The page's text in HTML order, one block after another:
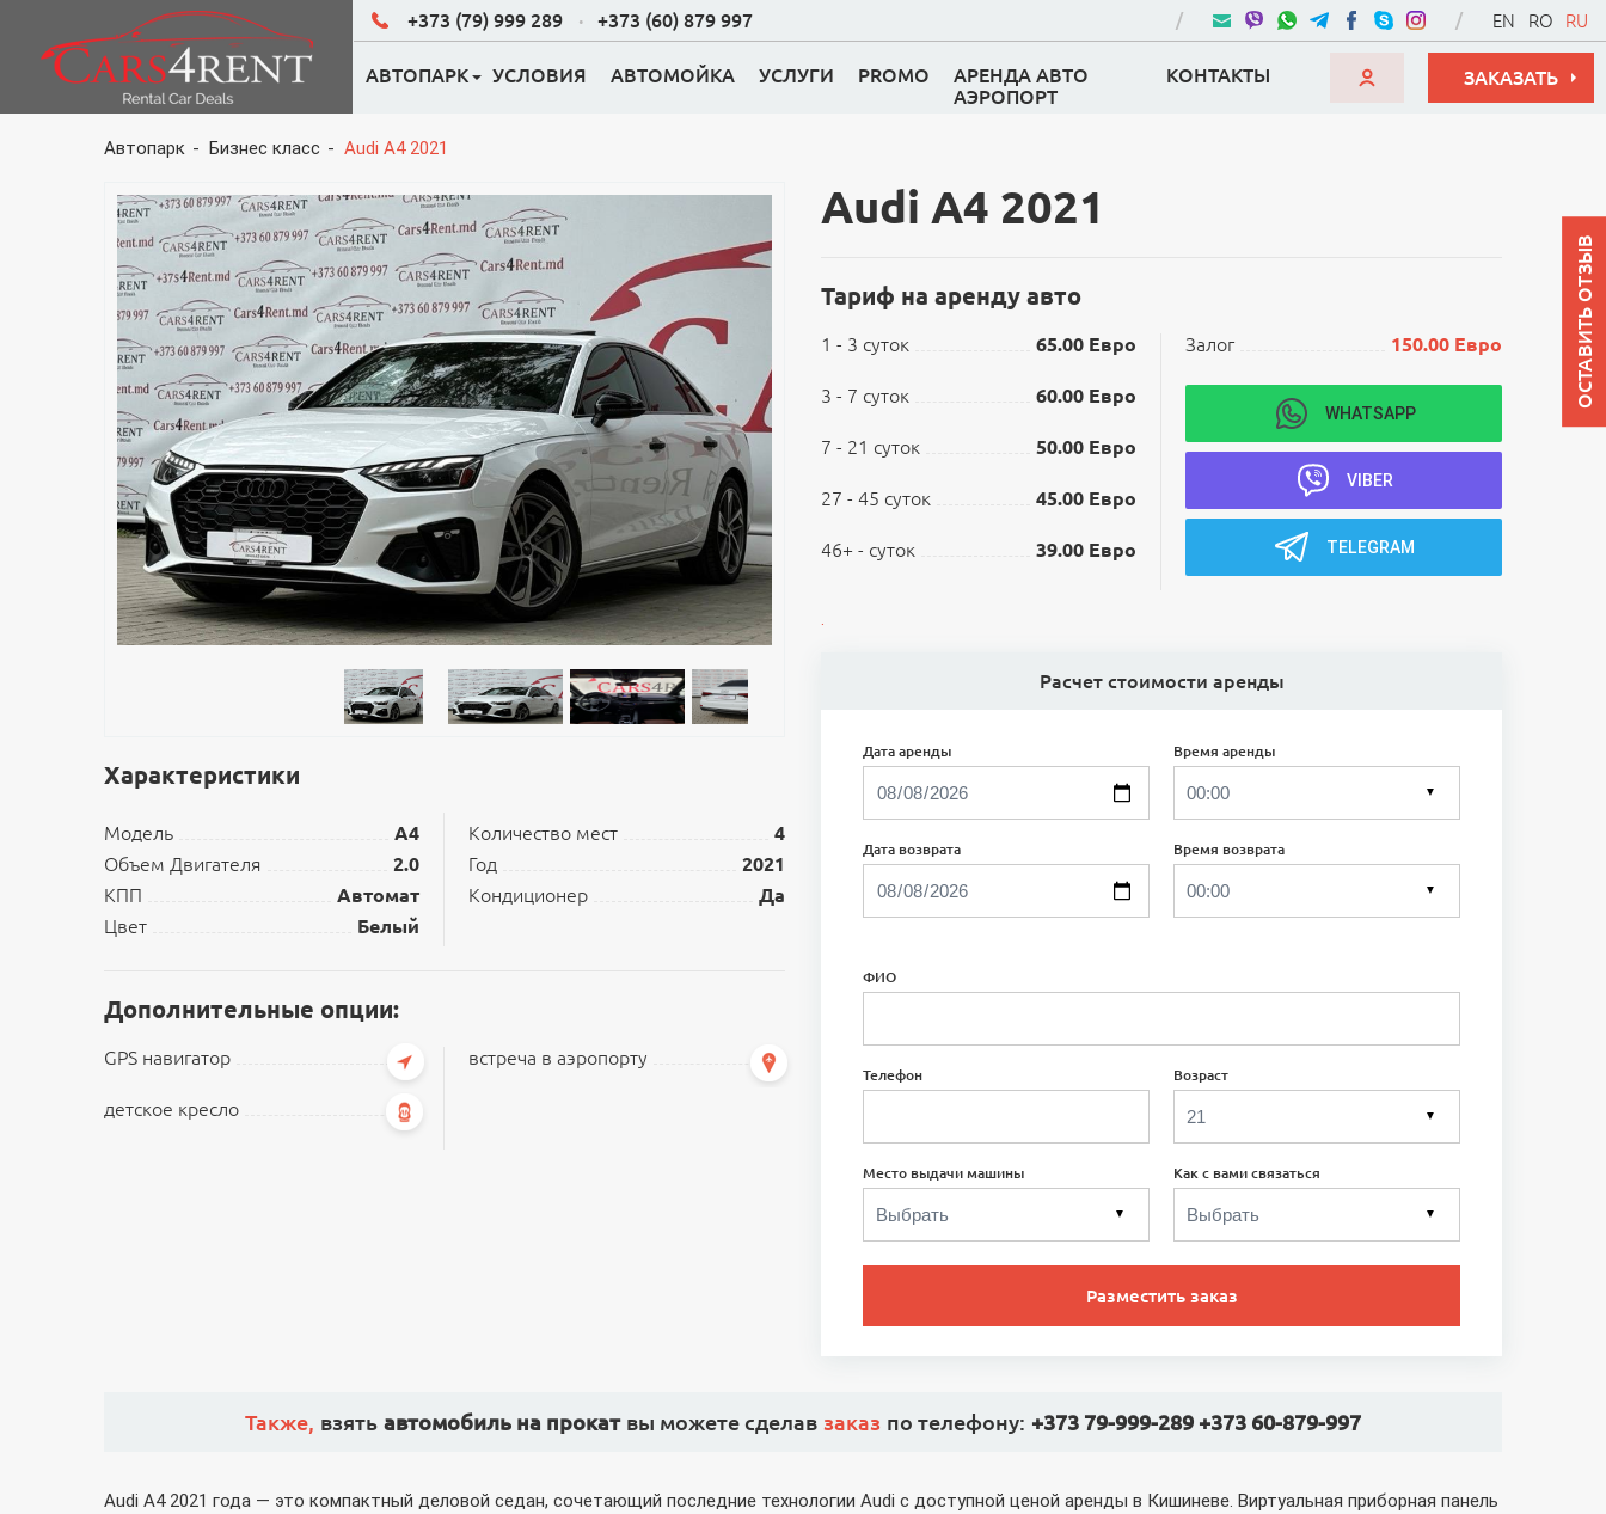
+373 (79) 999 289 +373 (60) 879 997 EN RO RU
АВТОПАРК
ЭКОНОМ КЛАСС
БИЗНЕС КЛАСС
ВНЕДОРОЖНИКИ(ДЖИПЫ)
СВАДЕБНЫЕ АВТОМОБИЛИ
ПРОКАТ МИНИВЭН
ПРОКАТ ХЕТЧБЭК
ВСЕ АВТОМОБИЛИ
УСЛОВИЯ АВТОМОЙКА УСЛУГИ PROMO
АРЕНДА АВТО
АЭРОПОРТ
КОНТАКТЫ ЗАКАЗАТЬ
ОСТАВИТЬ ОТЗЫВ
Автопарк Бизнес класс Audi A4 2021
Характеристики
Модель
A4
Объем Двигателя
2.0
КПП
Автомат
Цвет
Белый
Количество мест
4
Год
2021
Кондиционер
Да
Дополнительные опции:
GPS навигатор
детское кресло
встреча в аэропорту
Audi A4 2021
Тариф на аренду авто
1 - 3 суток 65.00 Евро
3 - 7 суток 60.00 Евро
7 - 21 суток 50.00 Евро
27 - 45 суток 45.00 Евро
46+ - суток 39.00 Евро
Залог 150.00 Евро
WHATSAPP
VIBER
TELEGRAM
.
Расчет стоимости аренды
Дата аренды Время аренды
▼
Дата возврата Время возврата
▼
ФИО
Телефон Возраст
▼
Место выдачи машины
▼
Как с вами связаться
▼
Разместить заказ
Также, взять автомобиль на прокат вы можете сделав заказ по телефону: +373 79-999-289 +373 60-879-997
Audi A4 2021 года — это компактный деловой седан, сочетающий последние технологии Audi с доступной ценой аренды в Кишиневе. Виртуальная приборная панель